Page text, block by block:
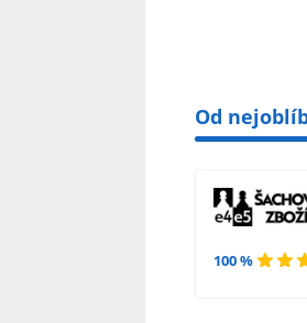
Od
100 %